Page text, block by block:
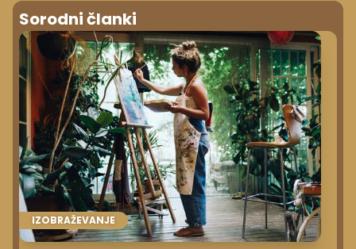
Sorodni članki
IZOBRAŽEVANJE